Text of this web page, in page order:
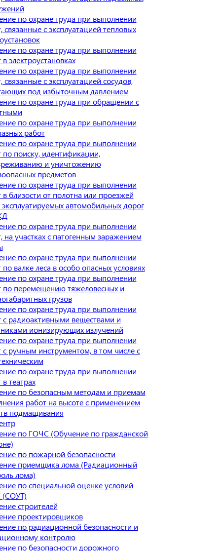
по охране труда при выполнении
связанные с эксплуатацией тепловых
по охране труда при выполнении
электроустановках
по охране труда при выполнении
связанные с эксплуатацией сосудов,
под избыточным давлением
по охране труда при обращении с
по охране труда при выполнении
работ
по охране труда при выполнении
по поиску, идентификации,
и уничтожению
предметов
по охране труда при выполнении
в близости от полотна или проезжей
эксплуатируемых автомобильных дорог
по охране труда при выполнении
на участках с патогенным заражением
по охране труда при выполнении
по валке леса в особо опасных условиях
по охране труда при выполнении
по перемещению тяжеловесных и
грузов
по охране труда при выполнении
с радиоактивными веществами и
ионизирующих излучений
по охране труда при выполнении
с ручным инструментом, в том числе с
по охране труда при выполнении
театрах
по безопасным методам и приемам
работ на высоте с применением
подмащивания
по ГОЧС (Обучение по гражданской
по пожарной безопасности
приемщика лома (Радиационный
лома)
по специальной оценке условий
(СОУТ)
строителей
проектировщиков
по радиационной безопасности и
контролю
по безопасности дорожного